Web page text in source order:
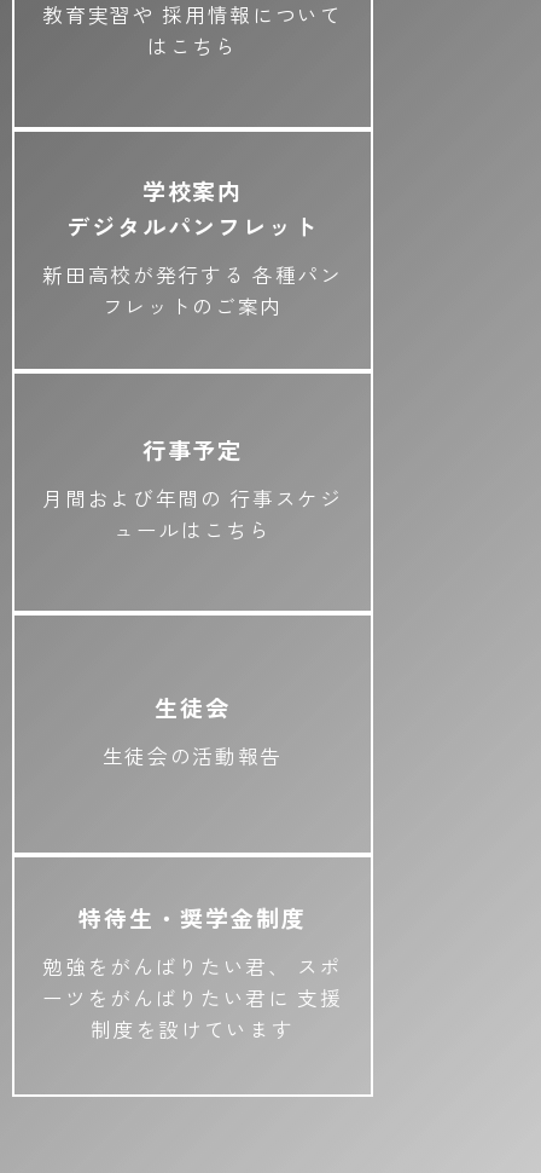
教育実習や 採用情報について
はこちら
学校案内
デジタルパンフレット
新田高校が発行する 各種パン
フレットのご案内
行事予定
月間および年間の 行事スケジ
ュールはこちら
生徒会
生徒会の活動報告
特待生・奨学金制度
勉強をがんばりたい君、
スポ
ーツをがんばりたい君に 支援
制度を設けています